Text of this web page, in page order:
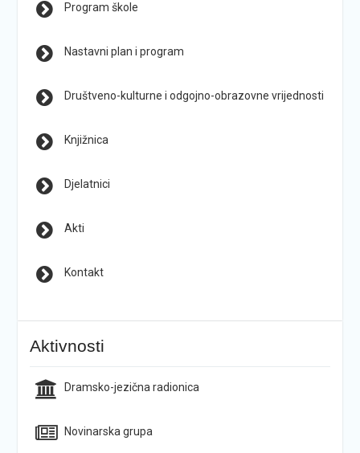
Program škole
Nastavni plan i program
Društveno-kulturne i odgojno-obrazovne vrijednosti
Knjižnica
Djelatnici
Akti
Kontakt
Aktivnosti
Dramsko-jezična radionica
Novinarska grupa